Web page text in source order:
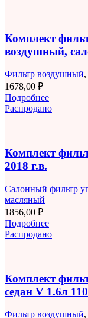
Комплект
воздушный,
Фильтр воздушный,
1678,00 ₽
Подробнее
Распродано
Комплект
2018 г.в.
Салонный фильтр
масляный
1856,00 ₽
Подробнее
Распродано
Комплект
седан V 1.6л
Фильтр воздушный,